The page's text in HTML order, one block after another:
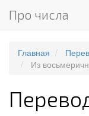
Про числа
Главная
Из